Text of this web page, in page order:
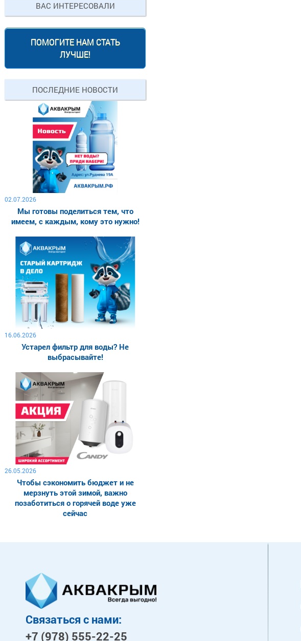
ВАС ИНТЕРЕСОВАЛИ
ПОМОГИТЕ НАМ СТАТЬ
ЛУЧШЕ!
ПОСЛЕДНИЕ НОВОСТИ
02.07.2026
Мы готовы поделиться тем, что
имеем, с каждым, кому это нужно!
16.06.2026
Устарел фильтр для воды? Не
выбрасывайте!
26.05.2026
Чтобы сэкономить бюджет и не
мерзнуть этой зимой, важно
позаботиться о горячей воде уже
сейчас
Связаться с нами:
+7 (978) 555-22-25